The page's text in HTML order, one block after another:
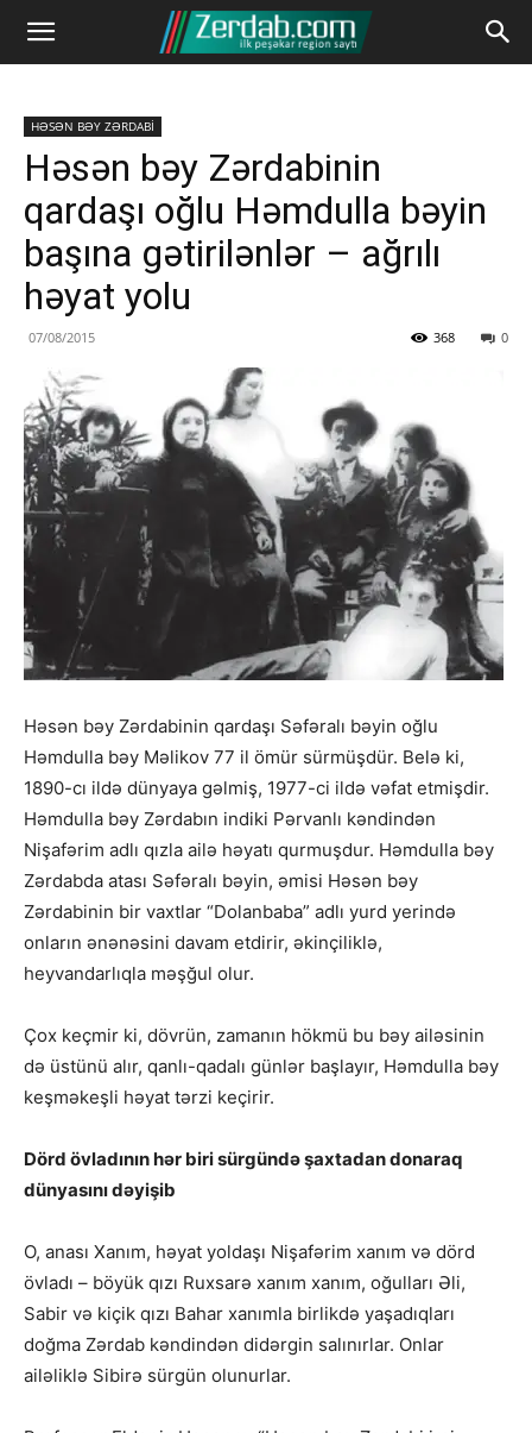
HƏSƏN BƏY ZƏRDABİ
Həsən bəy Zərdabinin
qardaşı oğlu Həmdulla bəyin
başına gətirilənlər – ağrılı
həyat yolu
07/08/2015 0
368
Həsən bəy Zərdabinin qardaşı Səfəralı bəyin oğlu
Həmdulla bəy Məlikov 77 il ömür sürmüşdür. Belə ki,
1890-cı ildə dünyaya gəlmiş, 1977-ci ildə vəfat etmişdir.
Həmdulla bəy Zərdabın indiki Pərvanlı kəndindən
Nişafərim adlı qızla ailə həyatı qurmuşdur. Həmdulla bəy
Zərdabda atası Səfəralı bəyin, əmisi Həsən bəy
Zərdabinin bir vaxtlar “Dolanbaba” adlı yurd yerində
onların ənənəsini davam etdirir, əkinçiliklə,
heyvandarlıqla məşğul olur.
Çox keçmir ki, dövrün, zamanın hökmü bu bəy ailəsinin
də üstünü alır, qanlı-qadalı günlər başlayır, Həmdulla bəy
keşməkeşli həyat tərzi keçirir.
Dörd övladının hər biri sürgündə şaxtadan donaraq
dünyasını dəyişib
O, anası Xanım, həyat yoldaşı Nişafərim xanım və dörd
övladı – böyük qızı Ruxsarə xanım xanım, oğulları Əli,
Sabir və kiçik qızı Bahar xanımla birlikdə yaşadıqları
doğma Zərdab kəndindən didərgin salınırlar. Onlar
ailəliklə Sibirə sürgün olunurlar.